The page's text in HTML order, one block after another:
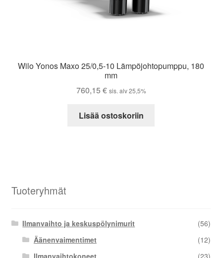
Wilo Yonos Maxo 25/0,5-10 Lämpöjohtopumppu, 180
mm
760,15 € sis. alv 25,5%
Lisää ostoskoriin
Tuoteryhmät
Ilmanvaihto ja keskuspölynimurit
(56)
Äänenvaimentimet
(12)
Ilmanvaihtokoneet
(23)